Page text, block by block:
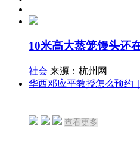
10米高大蒸笼馒头还
社会 来源：杭州网
华西邓应平教授怎么预约
查看更多